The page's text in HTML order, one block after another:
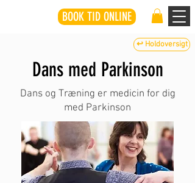
BOOK TID ONLINE
↩ Holdoversigt
Dans med Parkinson
Dans og Træning er medicin for dig
med Parkinson